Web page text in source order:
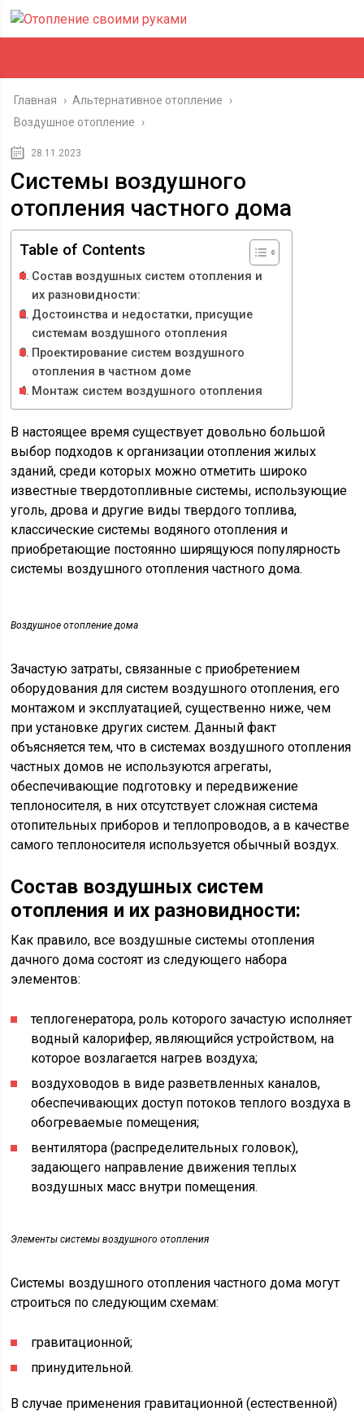
Главная › Альтернативное отопление
›
Воздушное отопление
›
28.11.2023
Системы воздушного
отопления частного дома
Table of Contents
Состав воздушных систем отопления и
их разновидности:
Достоинства и недостатки, присущие
системам воздушного отопления
Проектирование систем воздушного
отопления в частном доме
Монтаж систем воздушного отопления
В настоящее время существует довольно большой
выбор подходов к организации отопления жилых
зданий, среди которых можно отметить широко
известные твердотопливные системы, использующие
уголь, дрова и другие виды твердого топлива,
классические системы водяного отопления и
приобретающие постоянно ширящуюся популярность
системы воздушного отопления частного дома.
Воздушное отопление дома
Зачастую затраты, связанные с приобретением
оборудования для систем воздушного отопления, его
монтажом и эксплуатацией, существенно ниже, чем
при установке других систем. Данный факт
объясняется тем, что в системах воздушного отопления
частных домов не используются агрегаты,
обеспечивающие подготовку и передвижение
теплоносителя, в них отсутствует сложная система
отопительных приборов и теплопроводов, а в качестве
самого теплоносителя используется обычный воздух.
Состав воздушных систем
отопления и их разновидности:
Как правило, все воздушные системы отопления
дачного дома состоят из следующего набора
элементов:
теплогенератора, роль которого зачастую исполняет
водный калорифер, являющийся устройством, на
которое возлагается нагрев воздуха;
воздуховодов в виде разветвленных каналов,
обеспечивающих доступ потоков теплого воздуха в
обогреваемые помещения;
вентилятора (распределительных головок),
задающего направление движения теплых
воздушных масс внутри помещения.
Элементы системы воздушного отопления
Системы воздушного отопления частного дома могут
строиться по следующим схемам:
гравитационной;
принудительной.
В случае применения гравитационной (естественной)